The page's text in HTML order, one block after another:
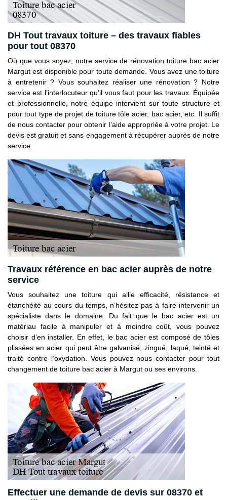
DH Tout travaux toiture – des travaux fiables
pour tout 08370
Où que vous soyez, notre service de rénovation toiture bac acier
Margut est disponible pour toute demande. Vous avez une toiture
à entretenir ? Vous souhaitez réaliser une rénovation ? Notre
service est l’interlocuteur qu’il vous faut pour les travaux. Équipée
et professionnelle, notre équipe intervient sur toute structure et
pour tout type de projet de toiture tôle acier, bac acier, etc. Il suffit
de nous contacter pour obtenir l’aide appropriée à votre projet. Le
devis est gratuit et sans engagement à récupérer auprès de notre
service.
Travaux référence en bac acier auprès de notre
service
Vous souhaitez une toiture qui allie efficacité, résistance et
étanchéité au cours du temps, n’hésitez pas à faire intervenir un
spécialiste dans le domaine. Du fait que le bac acier est un
matériau facile à manipuler et à moindre coût, vous pouvez
choisir d’en installer. En effet, le bac acier est composé de tôles
plissées en acier qui peut être galvanisé, zingué, laqué, teinté et
traité contre l’oxydation. Vous pouvez nous contacter pour tout
changement de toiture bac acier à Margut ou ses environs.
Effectuer une demande de devis sur 08370 et